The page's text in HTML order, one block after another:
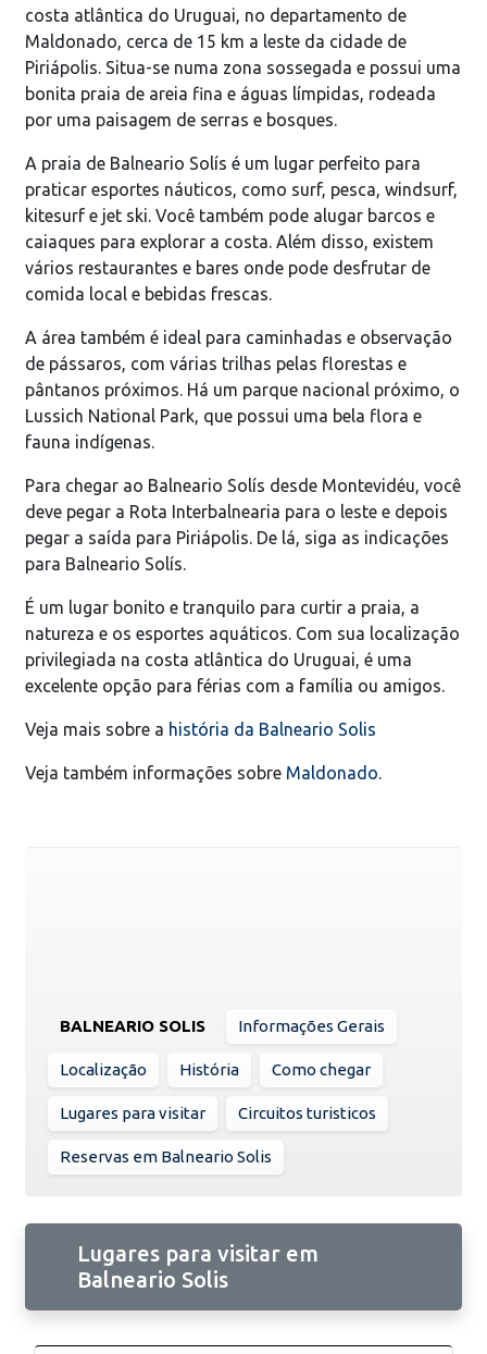
costa atlântica do Uruguai, no departamento de
Maldonado, cerca de 15 km a leste da cidade de
Piriápolis. Situa-se numa zona sossegada e possui uma
bonita praia de areia fina e águas límpidas, rodeada
por uma paisagem de serras e bosques.
A praia de Balneario Solís é um lugar perfeito para
praticar esportes náuticos, como surf, pesca, windsurf,
kitesurf e jet ski. Você também pode alugar barcos e
caiaques para explorar a costa. Além disso, existem
vários restaurantes e bares onde pode desfrutar de
comida local e bebidas frescas.
A área também é ideal para caminhadas e observação
de pássaros, com várias trilhas pelas florestas e
pântanos próximos. Há um parque nacional próximo, o
Lussich National Park, que possui uma bela flora e
fauna indígenas.
Para chegar ao Balneario Solís desde Montevidéu, você
deve pegar a Rota Interbalnearia para o leste e depois
pegar a saída para Piriápolis. De lá, siga as indicações
para Balneario Solís.
É um lugar bonito e tranquilo para curtir a praia, a
natureza e os esportes aquáticos. Com sua localização
privilegiada na costa atlântica do Uruguai, é uma
excelente opção para férias com a família ou amigos.
Veja mais sobre a história da Balneario Solis
Veja também informações sobre Maldonado.
BALNEARIO SOLIS Informações Gerais
Localização História Como chegar
Lugares para visitar Circuitos turisticos
Reservas em Balneario Solis
Lugares para visitar em
Balneario Solis